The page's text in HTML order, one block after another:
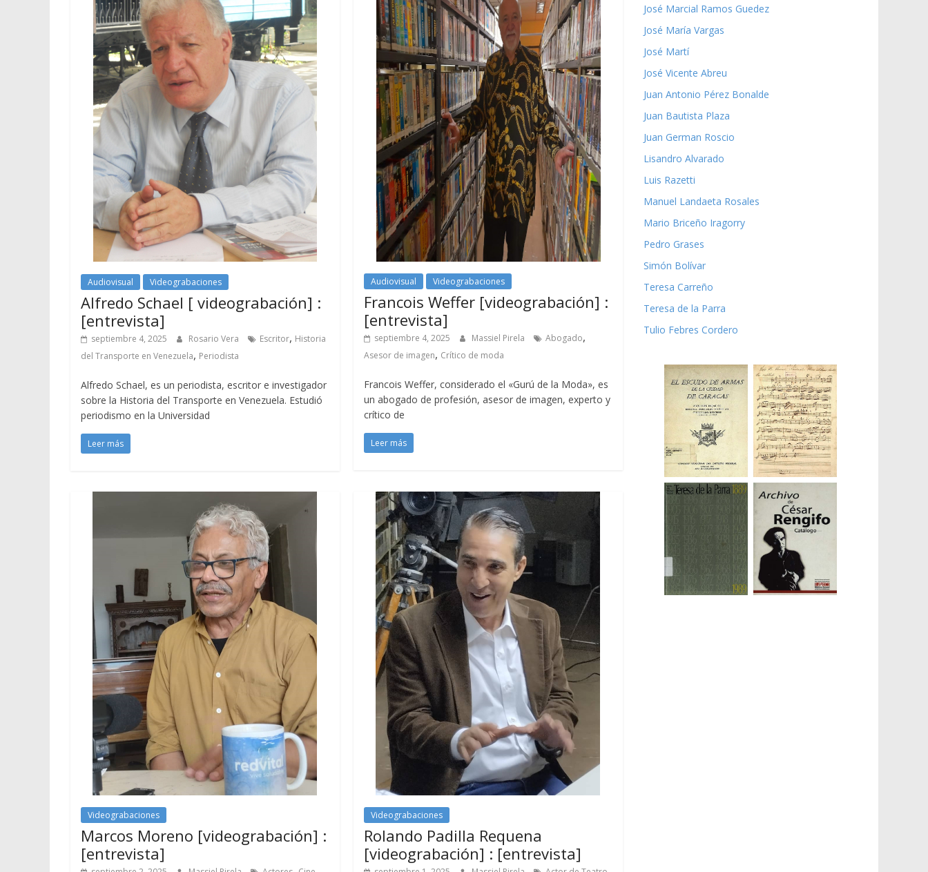
Audiovisual Videograbaciones
Alfredo Schael [ videograbación] :
[entrevista]
septiembre 4, 2025 Rosario Vera Escritor, Historia
del Transporte en Venezuela, Periodista
Alfredo Schael, es un periodista, escritor e investigador
sobre la Historia del Transporte en Venezuela. Estudió
periodismo en la Universidad
Leer más
Audiovisual Videograbaciones
Francois Weffer [videograbación] :
[entrevista]
septiembre 4, 2025 Massiel Pirela Abogado,
Asesor de imagen, Crítico de moda
Francois Weffer, considerado el «Gurú de la Moda», es
un abogado de profesión, asesor de imagen, experto y
crítico de
Leer más
Videograbaciones
Marcos Moreno [videograbación] :
[entrevista]
Videograbaciones
Rolando Padilla Requena
[videograbación] : [entrevista]
José Marcial Ramos Guedez
José María Vargas
José Martí
José Vicente Abreu
Juan Antonio Pérez Bonalde
Juan Bautista Plaza
Juan German Roscio
Lisandro Alvarado
Luis Razetti
Manuel Landaeta Rosales
Mario Briceño Iragorry
Pedro Grases
Simón Bolívar
Teresa Carreño
Teresa de la Parra
Tulio Febres Cordero